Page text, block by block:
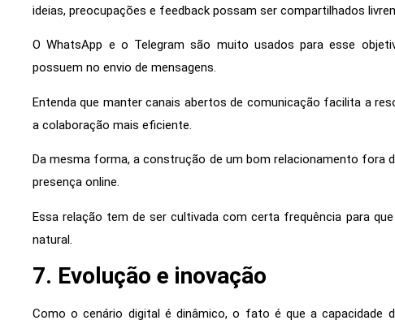
ideias, preocupações e feedback possam ser compartilhados
O WhatsApp e o Telegram são muito usados para esse
possuem no envio de mensagens.
Entenda que manter canais abertos de comunicação facilita a
a colaboração mais eficiente.
Da mesma forma, a construção de um bom relacionamento fora
presença online.
Essa relação tem de ser cultivada com certa frequência para
natural.
7. Evolução e inovação
Como o cenário digital é dinâmico, o fato é que a capacidade